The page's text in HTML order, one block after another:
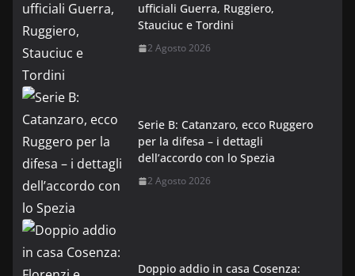
ufficiali Guerra, Ruggiero,
Stauciuc e Tordini
2 Agosto 2026
Serie B: Catanzaro, ecco Ruggero
per la difesa – i dettagli
dell’accordo con lo Spezia
2 Agosto 2026
Doppio addio in casa Cosenza: